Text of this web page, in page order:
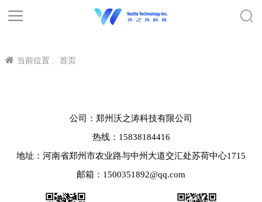
当前位置 : 首页
公司：郑州沃之涛科技有限公司
热线：15838184416
地址：河南省郑州市农业路与中州大道交汇处苏荷中心1715
邮箱：1500351892@qq.com